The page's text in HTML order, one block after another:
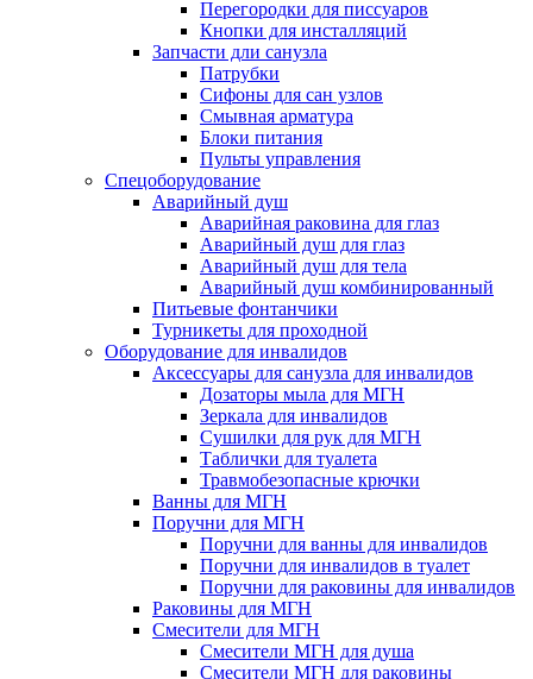
Перегородки для писсуаров
Кнопки для инсталляций
Запчасти дли санузла
Патрубки
Сифоны для сан узлов
Смывная арматура
Блоки питания
Пульты управления
Спецоборудование
Аварийный душ
Аварийная раковина для глаз
Аварийный душ для глаз
Аварийный душ для тела
Аварийный душ комбинированный
Питьевые фонтанчики
Турникеты для проходной
Оборудование для инвалидов
Аксессуары для санузла для инвалидов
Дозаторы мыла для МГН
Зеркала для инвалидов
Сушилки для рук для МГН
Таблички для туалета
Травмобезопасные крючки
Ванны для МГН
Поручни для МГН
Поручни для ванны для инвалидов
Поручни для инвалидов в туалет
Поручни для раковины для инвалидов
Раковины для МГН
Смесители для МГН
Смесители МГН для душа
Смесители МГН для раковины